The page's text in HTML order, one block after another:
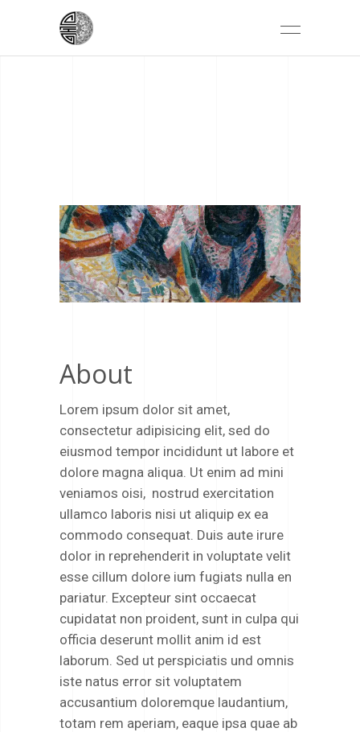
About
Lorem ipsum dolor sit amet,
consectetur adipisicing elit, sed do
eiusmod tempor incididunt ut labore et
dolore magna aliqua. Ut enim ad mini
veniamos oisi, nostrud exercitation
ullamco laboris nisi ut aliquip ex ea
commodo consequat. Duis aute irure
dolor in reprehenderit in voluptate velit
esse cillum dolore ium fugiats nulla en
pariatur. Excepteur sint occaecat
cupidatat non proident, sunt in culpa qui
officia deserunt mollit anim id est
laborum. Sed ut perspiciatis und omnis
iste natus error sit voluptatem
accusantium doloremque laudantium,
totam rem aperiam, eaque ipsa quae ab